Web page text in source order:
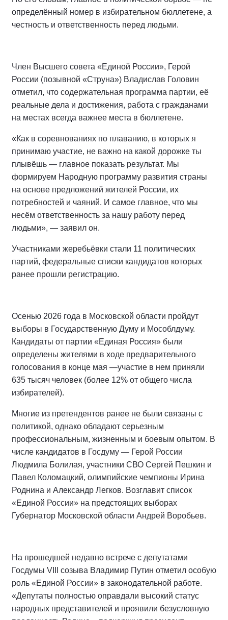
определённый номер в избирательном бюллетене, а
честность и ответственность перед людьми.
Член Высшего совета «Единой России», Герой
России (позывной «Струна») Владислав Головин
отметил, что содержательная программа партии, её
реальные дела и достижения, работа с гражданами
на местах всегда важнее места в бюллетене.
«Как в соревнованиях по плаванию, в которых я
принимаю участие, не важно на какой дорожке ты
плывёшь — главное показать результат. Мы
формируем Народную программу развития страны
на основе предложений жителей России, их
потребностей и чаяний. И самое главное, что мы
несём ответственность за нашу работу перед
людьми», — заявил он.
Участниками жеребьёвки стали 11 политических
партий, федеральные списки кандидатов которых
ранее прошли регистрацию.
Осенью 2026 года в Московской области пройдут
выборы в Государственную Думу и Мособлдуму.
Кандидаты от партии «Единая Россия» были
определены жителями в ходе предварительного
голосования в конце мая —участие в нем приняли
635 тысяч человек (более 12% от общего числа
избирателей).
Многие из претендентов ранее не были связаны с
политикой, однако обладают серьезным
профессиональным, жизненным и боевым опытом. В
числе кандидатов в Госдуму — Герой России
Людмила Болилая, участники СВО Сергей Пешкин и
Павел Коломацкий, олимпийские чемпионы Ирина
Роднина и Александр Легков. Возглавит список
«Единой России» на предстоящих выборах
Губернатор Московской области Андрей Воробьев.
На прошедшей недавно встрече с депутатами
Госдумы VIII созыва Владимир Путин отметил особую
роль «Единой России» в законодательной работе.
«Депутаты полностью оправдали высокий статус
народных представителей и проявили безусловную